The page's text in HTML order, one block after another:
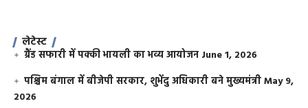
लेटेस्ट
ग्रैंड सफारी में पक्की भायली का भव्य आयोजन June 1, 2026
पश्चिम बंगाल में बीजेपी सरकार, शुभेंदु अधिकारी बने मुख्यमंत्रीMay 9,
2026